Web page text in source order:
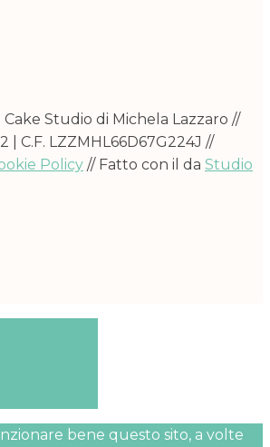
Studio di Michela Lazzaro //
| C.F. LZZMHL66D67G224J //
Policy // Fatto con il da Studio
bene questo sito, a volte